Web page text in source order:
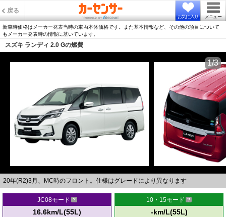
戻る
お気に入り メニュー
新車時価格はメーカー発表当時の車両本体価格です。また基本情報など、その他の項目について
もメーカー発表時の情報に基いています。
スズキ ランディ 2.0 Gの燃費
20年(R2)3月、MC時のフロント。仕様はグレードにより異なります
1/3
JC08モード
16.6km/L(55L)
10・15モード
-km/L(55L)